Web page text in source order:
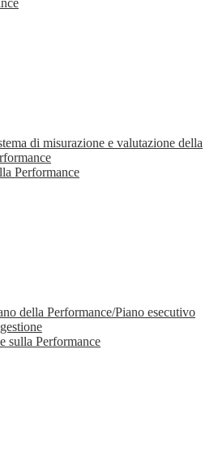
di misurazione e valutazione della
Performance
della Performance/Piano esecutivo
sulla Performance